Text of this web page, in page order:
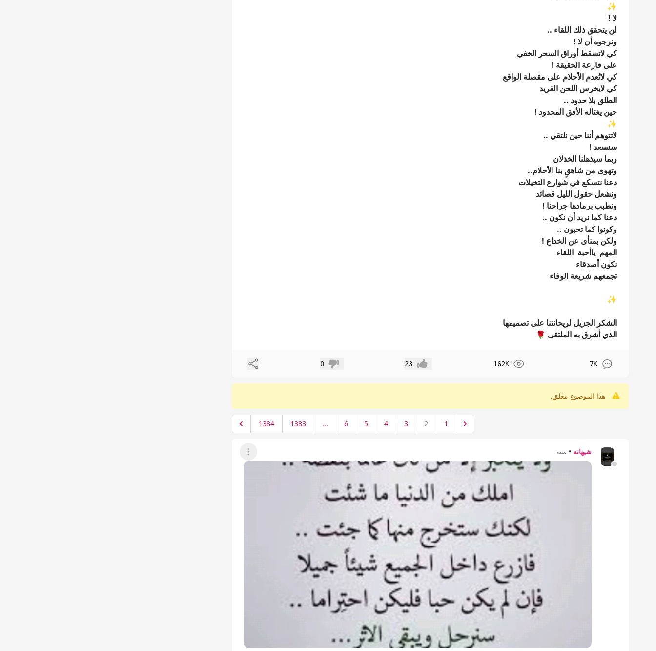
✨
لا !
لن يتحقق ذلك اللقاء ..
ونرجوه أن لا !
كي لاتسقط أوراق السحر الخفي
على قارعة الحقيقة !
كي لاتُعدم الأحلام على مقصلة الواقع
كي لايخرس اللحن الفريد
الطلق بلا حدود ..
حين يغتاله الأفق المحدود !
✨
لاتتوهم أننا حين نلتقي ..
سنسعد !
ربما سيذهلنا الخذلان
وتهوى من شاهقٍ بنا الأحلام..
دعنا نتسكع في شوارع التخيلات
ونشعل حقول الليل قصائد
ونطبب برمادها جراحنا !
دعنا كما نريد أن نكون ..
وكونوا كما تحبون ..
ولكن بمنأى عن الخداع !
المهم ياأحبة اللقاء
نكون أصدقاء
تجمعهم شريعة الوفاء
✨
الشكر الجزيل لريحانتنا على تصميمها
الذي أشرق به الملتقى 🌹
7K
162K إعجاب 23 عدم إعجاب
0 مشاركة
هذا الموضوع مغلق.
1
2
3
4
5
6
...
1383
1384
شيهانه • سنة عرض القائمة